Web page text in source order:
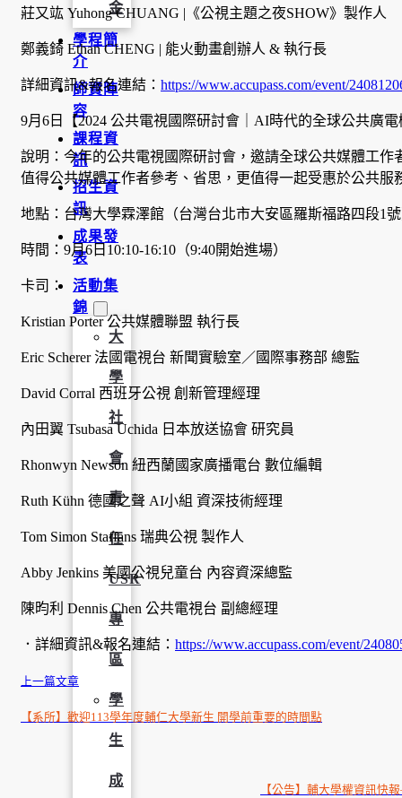
金
學程簡
介
師資陣
容
課程資
訊
招生資
訊
成果發
表
活動集
錦
大
學
社
會
責
任
USR
專
區
學
生
成
莊又竑 Yuhong CHUANG |《公視主題之夜SHOW》製作人
鄭義錡 Ethan CHENG | 能火動畫創辦人 & 執行長
詳細資訊&報名連結： https://www.accupass.com/event/
9月6日【2024 公共電視國際研討會｜AI時代的全球公共廣
說明：今年的公共電視國際研討會，邀請全球公共媒體工
值得公共媒體工作者參考、省思，更值得一起受惠於公共服
地點：台灣大學霖澤館（台灣台北市大安區羅斯福路四段1
時間：9月6日10:10-16:10（9:40開始進場）
卡司：
Kristian Porter 公共媒體聯盟 執行長
Eric Scherer 法國電視台 新聞實驗室／國際事務部 總監
David Corral 西班牙公視 創新管理經理
內田翼 Tsubasa Uchida 日本放送協會 研究員
Rhonwyn Newson 紐西蘭國家廣播電台 數位編輯
Ruth Kühn 德國之聲 AI小組 資深技術經理
Tom Simon Staffans 瑞典公視 製作人
Abby Jenkins 美國公視兒童台 內容資深總監
陳昀利 Dennis Chen 公共電視台 副總經理
．詳細資訊&報名連結： https://www.accupass.com/event/
上一篇文章
【系所】歡迎113學年度輔仁大學新生 開學前重要的時間點
【公告】輔大學權資訊快